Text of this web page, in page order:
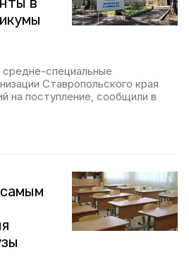
специальные
Ставропольского края
на поступление, сообщили в